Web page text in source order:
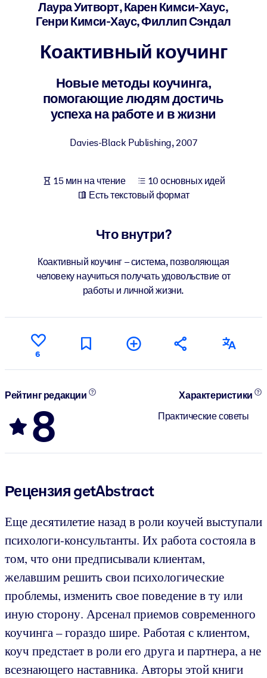
Для LMS/LXP
лучших результатов обучения.
Для корпоративных библиотек
использованию бизнес-знаниями.
Используйте надежные структурированные знания для
результатов ваших ИИ-систем.
Лаура Уитворт, Карен Кимси-Хаус,
Генри Кимси-Хаус, Филлип Сэндал
Коактивный коучинг
Новые методы коучинга,
помогающие людям достичь
успеха на работе и в жизни
Davies-Black Publishing,2007
15 мин на чтение
10 основных идей
Есть текстовый формат
Что внутри?
Коактивный коучинг – система, позволяющая
человеку научиться получать удовольствие от
работы и личной жизни.
6
Рейтинг редакции
8
Характеристики
Практические советы
Рецензия getAbstract
Еще десятилетие назад в роли коучей выступали
психологи-консультанты. Их работа состояла в
том, что они предписывали клиентам,
желавшим решить свои психологические
проблемы, изменить свое поведение в ту или
иную сторону. Арсенал приемов современного
коучинга – гораздо шире. Работая с клиентом,
коуч предстает в роли его друга и партнера, а не
всезнающего наставника. Авторы этой книги